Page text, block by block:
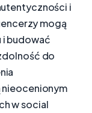
i
mogą
i budować
do
nieocenionym
w social